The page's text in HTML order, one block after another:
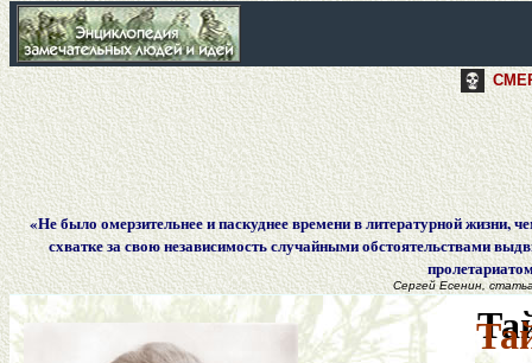
«Не было омерзительнее и паскуднее времени в литературной жизни,
схватке за свою независимость случайными обстоятельствами
Сергей Есенин,